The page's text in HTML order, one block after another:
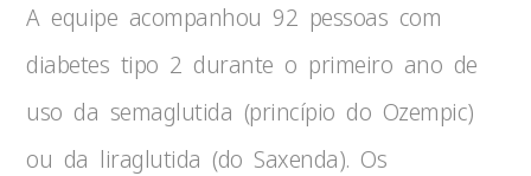
A equipe acompanhou 92 pessoas com
diabetes tipo 2 durante o primeiro ano de
uso da semaglutida (princípio do Ozempic)
ou da liraglutida (do Saxenda). Os